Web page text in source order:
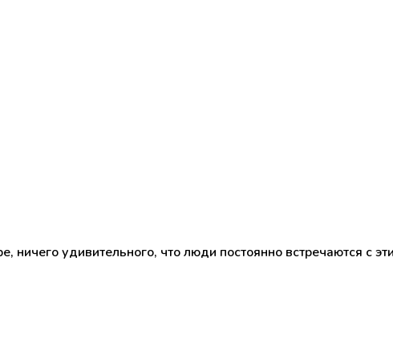
ничего удивительного, что люди постоянно встречаются с